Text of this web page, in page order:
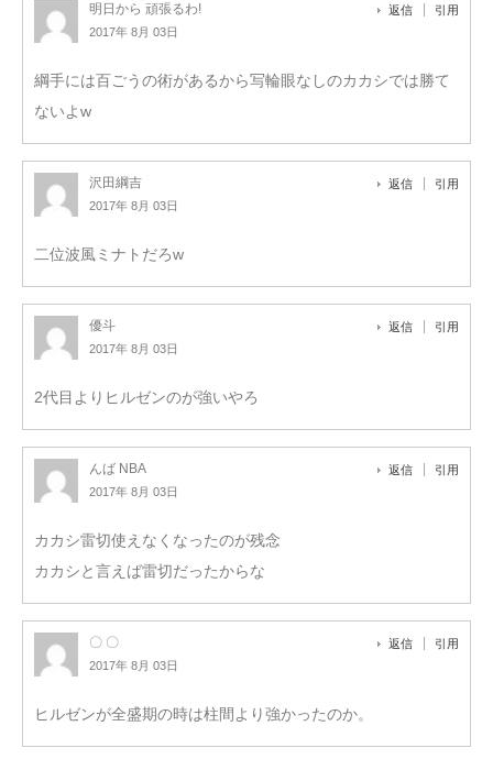
明日から 頑張るわ!
2017年 8月 03日
返信 引用
綱手には百ごうの術があるから写輪眼なしのカカシでは勝て
ないよw
沢田綱吉
2017年 8月 03日
返信 引用
二位波風ミナトだろw
優斗
2017年 8月 03日
返信 引用
2代目よりヒルゼンのが強いやろ
んば NBA
2017年 8月 03日
返信 引用
カカシ雷切使えなくなったのが残念
カカシと言えば雷切だったからな
〇 〇
2017年 8月 03日
返信 引用
ヒルゼンが全盛期の時は柱間より強かったのか。